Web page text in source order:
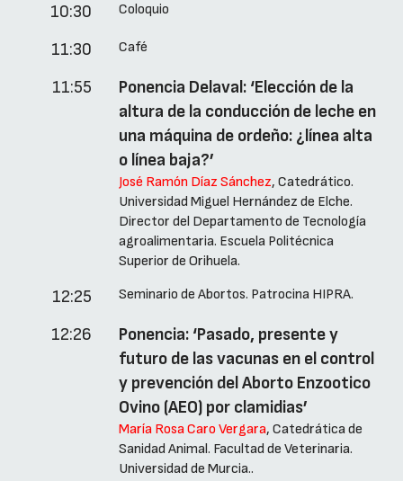
10:30 Coloquio
11:30 Café
11:55
Ponencia Delaval: ‘Elección de la
altura de la conducción de leche en
una máquina de ordeño: ¿línea alta
o línea baja?’
José Ramón Díaz Sánchez, Catedrático.
Universidad Miguel Hernández de Elche.
Director del Departamento de Tecnología
agroalimentaria. Escuela Politécnica
Superior de Orihuela.
12:25 Seminario de Abortos. Patrocina HIPRA.
12:26
Ponencia: ‘Pasado, presente y
futuro de las vacunas en el control
y prevención del Aborto Enzootico
Ovino (AEO) por clamidias’
María Rosa Caro Vergara, Catedrática de
Sanidad Animal. Facultad de Veterinaria.
Universidad de Murcia..